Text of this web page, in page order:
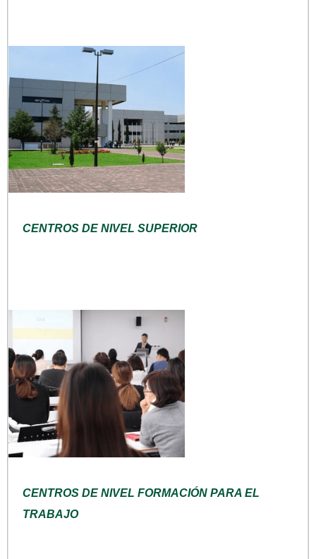
CENTROS DE NIVEL SUPERIOR
CENTROS DE NIVEL FORMACIÓN PARA EL
TRABAJO